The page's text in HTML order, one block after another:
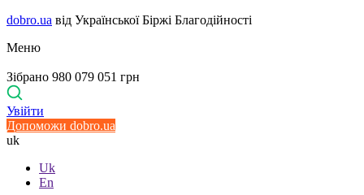
dobro.ua від Української Біржі Благодійності
Меню
Зібрано 980 079 051 грн
Увійти
Допоможи dobro.ua
uk
Uk
En